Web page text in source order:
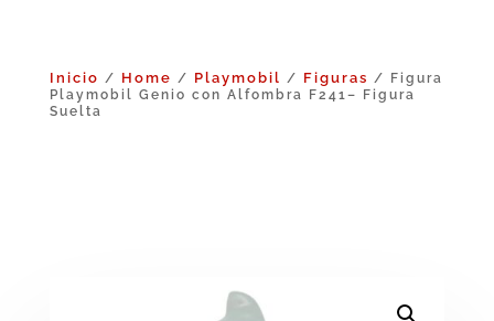
Inicio / Home / Playmobil / Figuras / Figura
Playmobil Genio con Alfombra F241– Figura
Suelta